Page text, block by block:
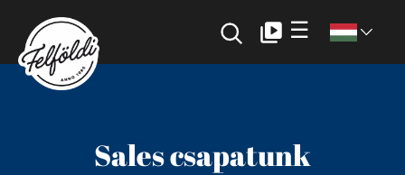
☰
Sales csapatunk